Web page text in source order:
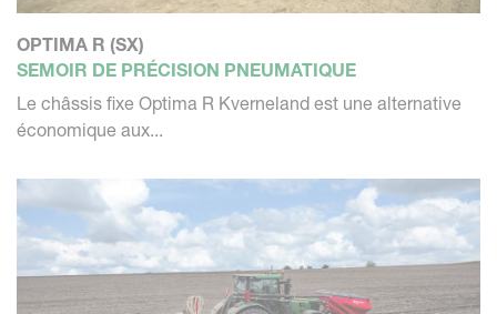
OPTIMA R (SX)
SEMOIR DE PRÉCISION PNEUMATIQUE
Le châssis fixe Optima R Kverneland est une alternative
économique aux...